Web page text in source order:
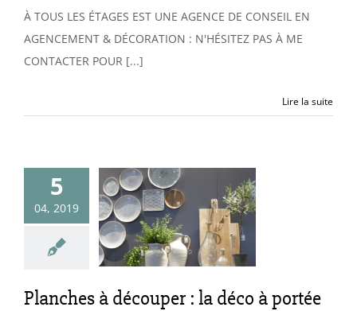
À TOUS LES ÉTAGES EST UNE AGENCE DE CONSEIL EN
AGENCEMENT & DÉCORATION : N'HÉSITEZ PAS À ME
CONTACTER POUR [...]
Lire la suite
5
04, 2019
à
: la déco
de main
déco & mots
& astuces
Planches à découper : la déco à portée